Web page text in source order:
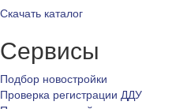
Скачать каталог
Сервисы
Подбор новостройки
Проверка регистрации ДДУ